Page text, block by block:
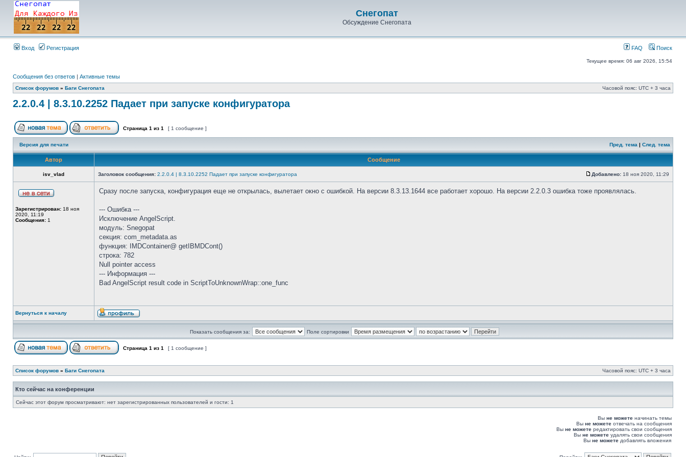
Снегопат
Обсуждение Снегопата
Вход Регистрация FAQ Поиск
Текущее время: 06 авг 2026, 15:54
Сообщения без ответов | Активные темы
Список форумов » Баги Снегопата Часовой пояс: UTC + 3 часа
2.2.0.4 | 8.3.10.2252 Падает при запуске конфигуратора
Страница 1 из 1 [ 1 сообщение ]
Версия для печати Пред. тема | След. тема
Автор Сообщение
isv_vlad Заголовок сообщения: 2.2.0.4 | 8.3.10.2252 Падает при запуске конфигуратора Добавлено: 18 ноя 2020, 11:29
Зарегистрирован: 18 ноя
2020, 11:19
Сообщения: 1
Сразу после запуска, конфигурация еще не открылась, вылетает окно с ошибкой. На версии 8.3.13.1644 все работает хорошо. На версии 2.2.0.3 ошибка тоже проявлялась.
--- Ошибка ---
Исключение AngelScript.
модуль: Snegopat
секция: com_metadata.as
функция: IMDContainer@ getIBMDCont()
строка: 782
Null pointer access
--- Информация ---
Bad AngelScript result code in ScriptToUnknownWrap::one_func
Вернуться к началу
Показать сообщения за: Поле сортировки
Страница 1 из 1 [ 1 сообщение ]
Список форумов » Баги Снегопата Часовой пояс: UTC + 3 часа
Кто сейчас на конференции
Сейчас этот форум просматривают: нет зарегистрированных пользователей и гости: 1
Вы не можете начинать темы
Вы не можете отвечать на сообщения
Вы не можете редактировать свои сообщения
Вы не можете удалять свои сообщения
Вы не можете добавлять вложения